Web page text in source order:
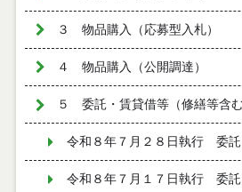
３ 物品購入（応募型入札）
４ 物品購入（公開調達）
５ 委託・賃貸借等（修繕等含む
令和８年７月２８日執行 委託
令和８年７月１７日執行 委託